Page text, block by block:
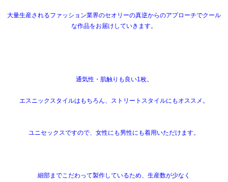
大量生産されるファッション業界のセオリーの真逆からのアプローチでクール
な作品をお届けしていきます。
通気性・肌触りも良い1枚。
エスニックスタイルはもちろん、ストリートスタイルにもオススメ。
ユニセックスですので、女性にも男性にも着用いただけます。
細部までこだわって製作しているため、生産数が少なく